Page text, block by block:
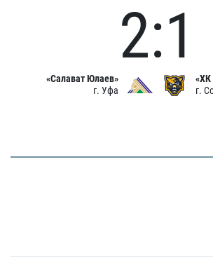
«Салават Юлаев»
г. Уфа
2:1
«ХК
г.